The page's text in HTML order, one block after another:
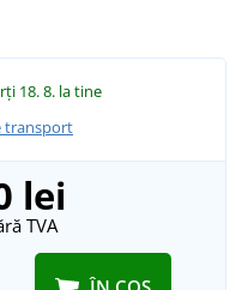
18. 8. la tine
transport
lei
TVA